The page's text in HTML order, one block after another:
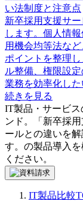
い法制度と注意点
新卒採用支援サ
します。個人情
用機会均等法な
ポイントを整理
ル整備、権限設
業務を効率化した
続きを見る
IT製品・サービ
ンド。「 新卒採
ールとの違いを解
す。 の製品導入
ください。
IT製品比較